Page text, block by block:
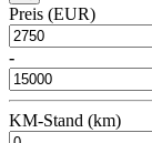
Preis (EUR)
-
KM-Stand (km)